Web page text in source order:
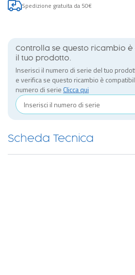
Spedizione gratuita da 50€
Controlla se questo ricambio
il tuo prodotto.
Inserisci il numero di serie del tuo
e verifica se questo ricambio è
numero di serie Clicca qui
Scheda Tecnica